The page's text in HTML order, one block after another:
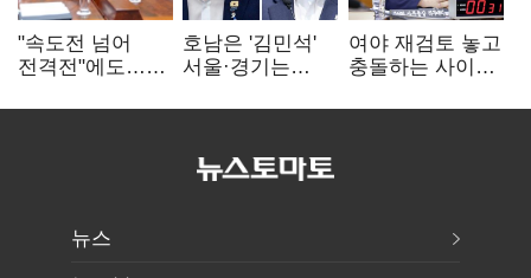
"속도전 넘어
전격전"에도…
주 52시간까지
호남은 '김민석'
서울·경기는
승자는 '안갯속'
여야 재검토 놓고
충돌하는 사이…
수 오차 당연"
뉴스